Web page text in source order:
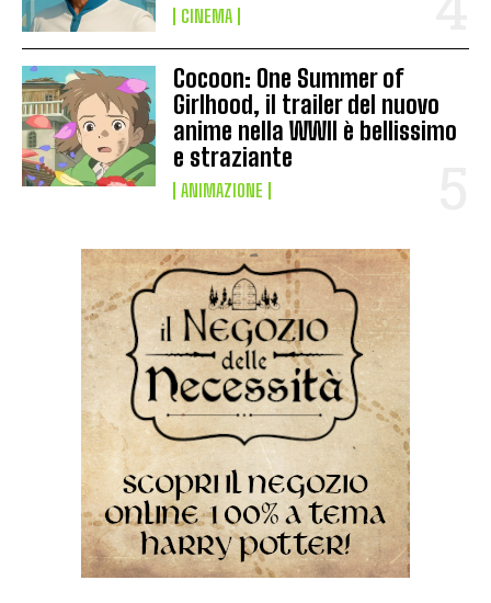
CINEMA
Cocoon: One Summer of
Girlhood, il trailer del nuovo
anime nella WWII è bellissimo
e straziante
ANIMAZIONE